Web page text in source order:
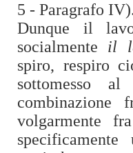
5 - Paragrafo
Dunque il
socialmente il
spiro, respiro
sottomesso
combinazione
volgarmente